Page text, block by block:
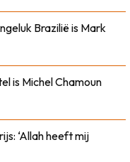
Brazilië is Mark
is Michel Chamoun
‘Allah heeft mij